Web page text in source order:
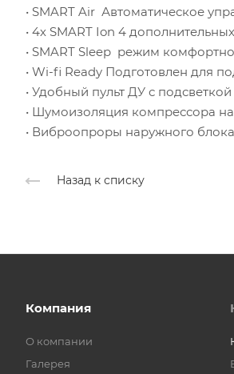
• SMART Air Автоматическое
• 4х SMART Ion 4
• SMART Sleep режим
• Wi-fi Ready Подготовлен для
• Удобный пульт ДУ с подсветкой
• Шумоизоляция компрессора
• Виброопроры наружного
Назад к списку
Компания
О компании
Галерея